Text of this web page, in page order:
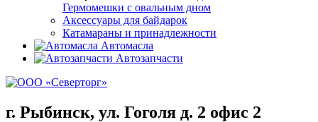
Гермомешки с овальным дном
Аксессуары для байдарок
Катамараны и принадлежности
Автомасла
Автозапчасти
г. Рыбинск, ул. Гоголя д. 2 офис 2